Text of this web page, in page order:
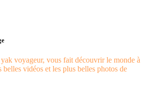
voyageur, vous fait découvrir le monde à
belles vidéos et les plus belles photos de